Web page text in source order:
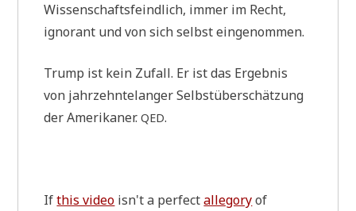
Wis­sen­schafts­feind­lich, immer im Recht,
igno­rant und von sich selbst eingenommen.
Trump ist kein Zufall. Er ist das Ergeb­nis
von jahr­zehn­te­lan­ger Selbst­über­schät­zung
der Ame­ri­ka­ner.QED.
Ifthis video isn't a per­fectalle­go­ryof